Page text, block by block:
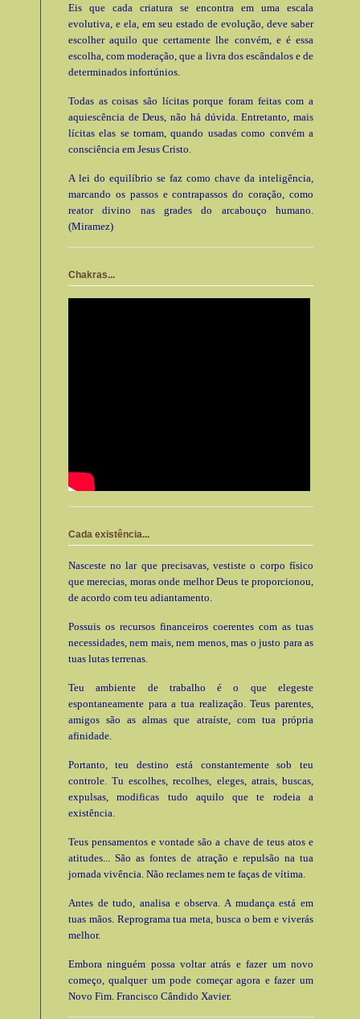
Eis que cada criatura se encontra em uma escala
evolutiva, e ela, em seu estado de evolução, deve saber
escolher aquilo que certamente lhe convém, e é essa
escolha, com moderação, que a livra dos escândalos e de
determinados infortúnios.
Todas as coisas são lícitas porque foram feitas com a
aquiescência de Deus, não há dúvida. Entretanto, mais
lícitas elas se tornam, quando usadas como convém a
consciência em Jesus Cristo.
A lei do equilíbrio se faz como chave da inteligência,
marcando os passos e contrapassos do coração, como
reator divino nas grades do arcabouço humano.
(Miramez)
Chakras...
Cada existência...
Nasceste no lar que precisavas, vestiste o corpo físico
que merecias, moras onde melhor Deus te proporcionou,
de acordo com teu adiantamento.
Possuis os recursos financeiros coerentes com as tuas
necessidades, nem mais, nem menos, mas o justo para as
tuas lutas terrenas.
Teu ambiente de trabalho é o que elegeste
espontaneamente para a tua realização. Teus parentes,
amigos são as almas que atraíste, com tua própria
afinidade.
Portanto, teu destino está constantemente sob teu
controle. Tu escolhes, recolhes, eleges, atrais, buscas,
expulsas, modificas tudo aquilo que te rodeia a
existência.
Teus pensamentos e vontade são a chave de teus atos e
atitudes... São as fontes de atração e repulsão na tua
jornada vivência. Não reclames nem te faças de vítima.
Antes de tudo, analisa e observa. A mudança está em
tuas mãos. Reprograma tua meta, busca o bem e viverás
melhor.
Embora ninguém possa voltar atrás e fazer um novo
começo, qualquer um pode começar agora e fazer um
Novo Fim. Francisco Cândido Xavier.